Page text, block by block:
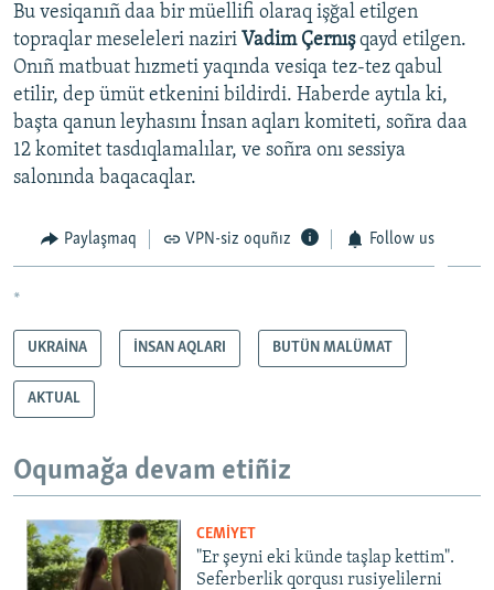
Bu vesiqanıñ daa bir müellifi olaraq işğal etilgen
topraqlar meseleleri naziri Vadim Çernışqayd etilgen.
Onıñ matbuat hızmeti yaqında vesiqa tez-tez qabul
etilir, dep ümüt etkenini bildirdi. Haberde aytıla ki,
başta qanun leyhasını İnsan aqları komiteti, soñra daa
12 komitet tasdıqlamalılar, ve soñra onı sessiya
salonında baqacaqlar.
Paylaşmaq VPN-siz oquñız Follow us
*
UKRAİNA İNSAN AQLARI BUTÜN MALÜMAT
AKTUAL
Oqumağa devam etiñiz
CEMİYET
"Er şeyni eki künde taşlap kettim".
Seferberlik qorqusı rusiyelilerni